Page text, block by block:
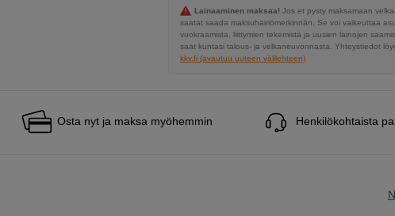
Lainaaminen maksaa! Jos et pysty maksamaan
saatat saada maksuhäiriömerkinnän. Se voi vaikeuttaa
vuokraamista, liittymien tekemistä ja uusien lainojen
saat kuntasi talous- ja velkaneuvonnasta. Yhteystiedot
kkv.fi (avautuu uuteen välilehteen)
Osta nyt ja maksa myöhemmin Henkilökohtaista